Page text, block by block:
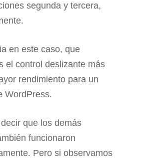
segunda y tercera,
en este caso, que
el control deslizante más
rendimiento para un
WordPress.
que los demás
funcionaron
Pero si observamos